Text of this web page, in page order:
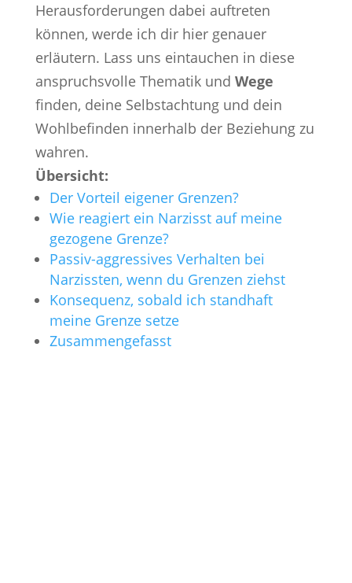
Herausforderungen dabei auftreten
können, werde ich dir hier genauer
erläutern. Lass uns eintauchen in diese
anspruchsvolle Thematik und Wege
finden, deine Selbstachtung und dein
Wohlbefinden innerhalb der Beziehung zu
wahren.
Übersicht:
Der Vorteil eigener Grenzen?
Wie reagiert ein Narzisst auf meine
gezogene Grenze?
Passiv-aggressives Verhalten bei
Narzissten, wenn du Grenzen ziehst
Konsequenz, sobald ich standhaft
meine Grenze setze
Zusammengefasst